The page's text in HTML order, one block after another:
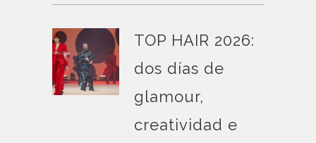
TOP HAIR 2026:
dos días de
glamour,
creatividad e